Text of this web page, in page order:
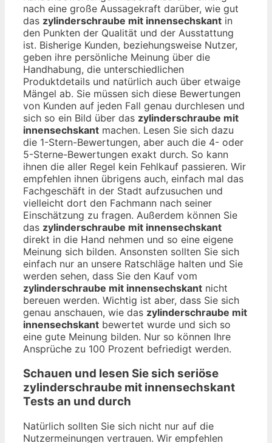
nach eine große Aussagekraft darüber, wie gut
das zylinderschraube mit innensechskant in
den Punkten der Qualität und der Ausstattung
ist. Bisherige Kunden, beziehungsweise Nutzer,
geben ihre persönliche Meinung über die
Handhabung, die unterschiedlichen
Produktdetails und natürlich auch über etwaige
Mängel ab. Sie müssen sich diese Bewertungen
von Kunden auf jeden Fall genau durchlesen und
sich so ein Bild über das zylinderschraube mit
innensechskant machen. Lesen Sie sich dazu
die 1-Stern-Bewertungen, aber auch die 4- oder
5-Sterne-Bewertungen exakt durch. So kann
ihnen die aller Regel kein Fehlkauf passieren. Wir
empfehlen ihnen übrigens auch, einfach mal das
Fachgeschäft in der Stadt aufzusuchen und
vielleicht dort den Fachmann nach seiner
Einschätzung zu fragen. Außerdem können Sie
das zylinderschraube mit innensechskant
direkt in die Hand nehmen und so eine eigene
Meinung sich bilden. Ansonsten sollten Sie sich
einfach nur an unsere Ratschläge halten und Sie
werden sehen, dass Sie den Kauf vom
zylinderschraube mit innensechskant nicht
bereuen werden. Wichtig ist aber, dass Sie sich
genau anschauen, wie das zylinderschraube mit
innensechskant bewertet wurde und sich so
eine gute Meinung bilden. Nur so können Ihre
Ansprüche zu 100 Prozent befriedigt werden.
Schauen und lesen Sie sich seriöse
zylinderschraube mit innensechskant
Tests an und durch
Natürlich sollten Sie sich nicht nur auf die
Nutzermeinungen vertrauen. Wir empfehlen